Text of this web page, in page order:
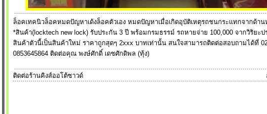
ล็อคเทคนิวล็อคหมดปัญหาเด้งล็อคตัวเอง หมดปัญหาเมื่อเกิดอุบัติเหตุรถชนกระแทกจากด้าน
*สินค้า(locktech new lock) รับประกัน 3 ปี พร้อมกรมธรรม์ รถหายจ่าย 100,000 จากวิริยะ
สินค้าตัวนี้เป็นสินค้าใหม่ ราคาถูกสุดๆ 2xxx บาทเท่านั้น สนใจสามารถติดต่อสอบถามได้ที่
0853645864 ติดต่อคุณ พงษ์ศักดิ์ เดชศักดิพล (ทุ้ง)
ติดต่อร้านคิงส์ออโต้ซาวด์